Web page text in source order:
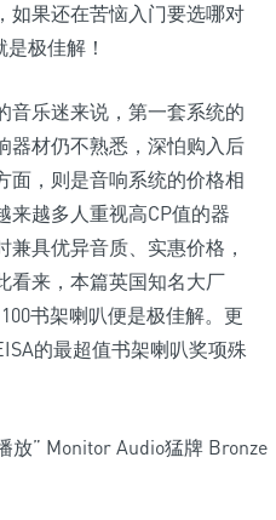
如果还在苦恼入门要选哪对
极佳解！
音乐迷来说，第一套系统的
器材仍不熟悉，深怕购入后
面，则是音响系统的价格相
来越多人重视高CP值的器
具优异音质、实惠价格，
看来，本篇英国知名大厂
书架喇叭便是极佳解。更
的最超值书架喇叭奖项殊